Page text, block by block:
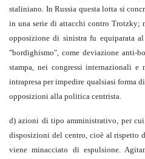
staliniano. In Russia questa lotta si
in una serie di attacchi contro
opposizione di sinistra fu equiparata
"bordighismo", come deviazione anti-
stampa, nei congressi internazionali
intrapresa per impedire qualsiasi forma
opposizioni alla politica centrista.
d) azioni di tipo amministrativo, per
disposizioni del centro, cioè al rispetto
viene minacciato di espulsione.